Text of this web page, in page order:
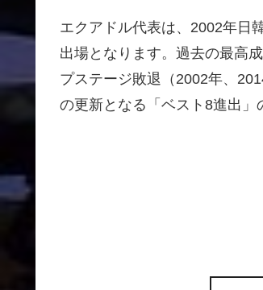
エクアドル代表は、2002年日
出場となります。過去の最高
プステージ敗退（2002年、
の更新となる「ベスト8進出」